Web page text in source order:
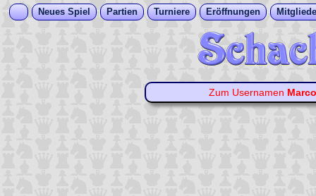
Neues Spiel Partien Turniere Eröffnungen
Zum Usernamen